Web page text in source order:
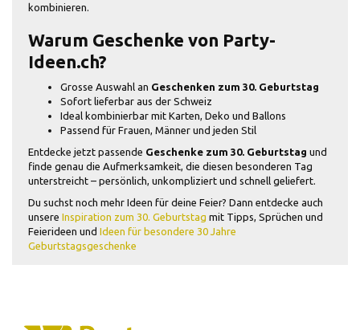
kombinieren.
Warum Geschenke von Party-
Ideen.ch?
Grosse Auswahl an Geschenken zum 30. Geburtstag
Sofort lieferbar aus der Schweiz
Ideal kombinierbar mit Karten, Deko und Ballons
Passend für Frauen, Männer und jeden Stil
Entdecke jetzt passende Geschenke zum 30. Geburtstag und
finde genau die Aufmerksamkeit, die diesen besonderen Tag
unterstreicht – persönlich, unkompliziert und schnell geliefert.
Du suchst noch mehr Ideen für deine Feier? Dann entdecke auch
unsere Inspiration zum 30. Geburtstag mit Tipps, Sprüchen und
Feierideen und Ideen für besondere 30 Jahre
Geburtstagsgeschenke